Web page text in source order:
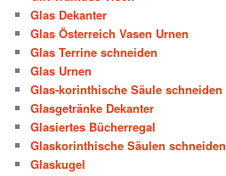
Glas Dekanter
Glas Österreich Vasen Urnen
Glas Terrine schneiden
Glas Urnen
Glas-korinthische Säule schneiden
Glasgetränke Dekanter
Glasiertes Bücherregal
Glaskorinthische Säulen schneiden
Glaskugel